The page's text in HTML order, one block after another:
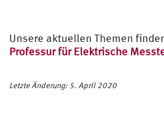
Unsere aktuellen Themen
Professur für Elektrische
Letzte Änderung: 5. April 2020